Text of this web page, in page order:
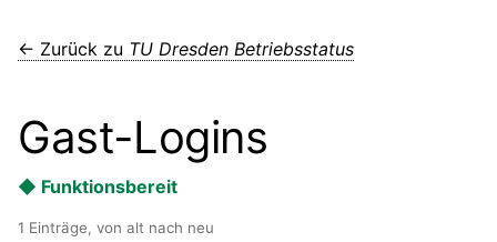
← Zurück zu TU Dresden Betriebsstatus
Gast-Logins
◆ Funktionsbereit
1 Einträge, von alt nach neu